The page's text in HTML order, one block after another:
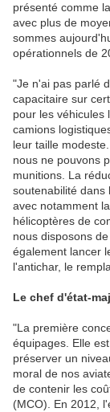
présenté comme
avec plus de
sommes
opérationnels de
"Je n'ai pas parlé
capacitaire sur
pour les véhicules
camions
leur taille
nous ne pouvons
munitions. La
soutenabilité dans
avec notamment
hélicoptères de
nous disposons
également lancer
l'antichar, le
Le chef d'état-
"La première
équipages. Elle
préserver un
moral de nos
de contenir les
(MCO). En 2012,